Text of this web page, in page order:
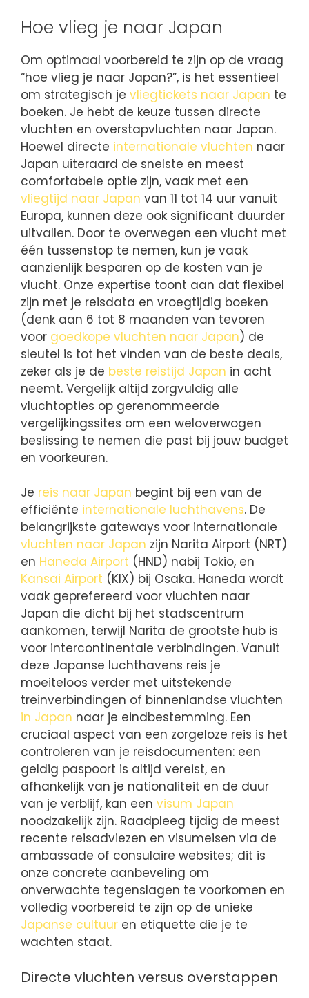
Hoe vlieg je naar Japan
Om optimaal voorbereid te zijn op de vraag
“hoe vlieg je naar Japan?”, is het essentieel
om strategisch je vliegtickets naar Japan te
boeken. Je hebt de keuze tussen directe
vluchten en overstapvluchten naar Japan.
Hoewel directe internationale vluchten naar
Japan uiteraard de snelste en meest
comfortabele optie zijn, vaak met een
vliegtijd naar Japan van 11 tot 14 uur vanuit
Europa, kunnen deze ook significant duurder
uitvallen. Door te overwegen een vlucht met
één tussenstop te nemen, kun je vaak
aanzienlijk besparen op de kosten van je
vlucht. Onze expertise toont aan dat flexibel
zijn met je reisdata en vroegtijdig boeken
(denk aan 6 tot 8 maanden van tevoren
voor goedkope vluchten naar Japan) de
sleutel is tot het vinden van de beste deals,
zeker als je de beste reistijd Japan in acht
neemt. Vergelijk altijd zorgvuldig alle
vluchtopties op gerenommeerde
vergelijkingssites om een weloverwogen
beslissing te nemen die past bij jouw budget
en voorkeuren.
Je reis naar Japan begint bij een van de
efficiënte internationale luchthavens. De
belangrijkste gateways voor internationale
vluchten naar Japan zijn Narita Airport (NRT)
en Haneda Airport (HND) nabij Tokio, en
Kansai Airport (KIX) bij Osaka. Haneda wordt
vaak geprefereerd voor vluchten naar
Japan die dicht bij het stadscentrum
aankomen, terwijl Narita de grootste hub is
voor intercontinentale verbindingen. Vanuit
deze Japanse luchthavens reis je
moeiteloos verder met uitstekende
treinverbindingen of binnenlandse vluchten
in Japan naar je eindbestemming. Een
cruciaal aspect van een zorgeloze reis is het
controleren van je reisdocumenten: een
geldig paspoort is altijd vereist, en
afhankelijk van je nationaliteit en de duur
van je verblijf, kan een visum Japan
noodzakelijk zijn. Raadpleeg tijdig de meest
recente reisadviezen en visumeisen via de
ambassade of consulaire websites; dit is
onze concrete aanbeveling om
onverwachte tegenslagen te voorkomen en
volledig voorbereid te zijn op de unieke
Japanse cultuur en etiquette die je te
wachten staat.
Directe vluchten versus overstappen